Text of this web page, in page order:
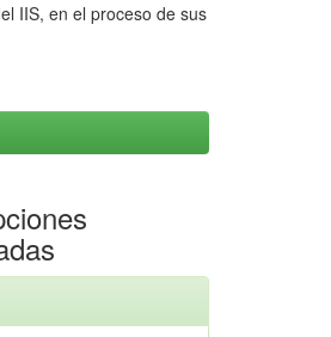
IIS, en el proceso de sus